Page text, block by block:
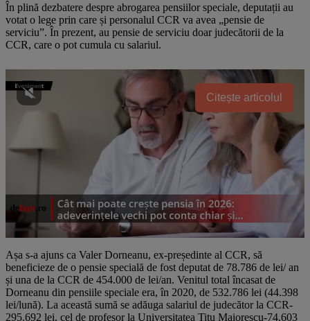
În plină dezbatere despre abrogarea pensiilor speciale, deputații au
votat o lege prin care și personalul CCR va avea „pensie de
serviciu”. În prezent, au pensie de serviciu doar judecătorii de la
CCR, care o pot cumula cu salariul.
Citește articolul
Așa s-a ajuns ca Valer Dorneanu, ex-președinte al CCR, să
beneficieze de o pensie specială de fost deputat de 78.786 de lei/ an
și una de la CCR de 454.000 de lei/an. Venitul total încasat de
Dorneanu din pensiile speciale era, în 2020, de 532.786 lei (44.398
lei/lună). La această sumă se adăuga salariul de judecător la CCR-
295.692 lei, cel de profesor la Universitatea Titu Maiorescu-74.603